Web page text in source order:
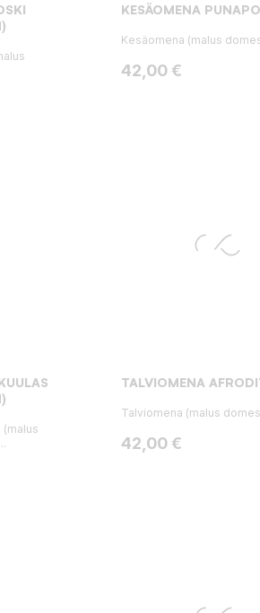
KESÄOMENA
Kesäomena (malus
Hinta
42,00 €
TALVIOMENA
Talviomena (malus
Hinta
42,00 €